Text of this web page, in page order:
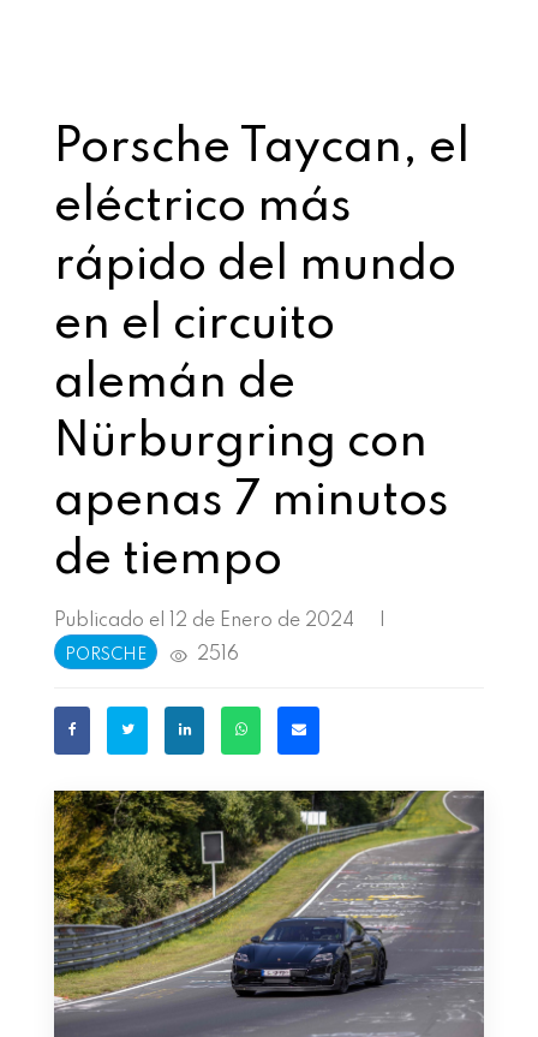
Porsche Taycan, el
eléctrico más
rápido del mundo
en el circuito
alemán de
Nürburgring con
apenas 7 minutos
de tiempo
Publicado el 12 de Enero de 2024 |
PORSCHE 2516